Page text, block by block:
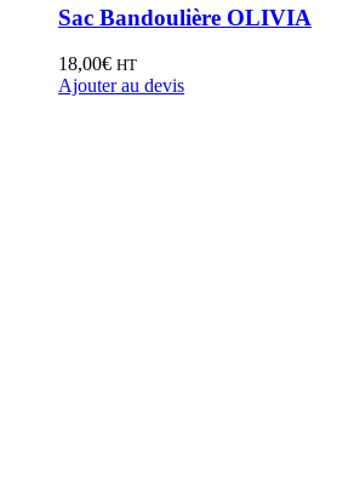
Sac Bandoulière OLIVIA
18,00€ HT
Ajouter au devis